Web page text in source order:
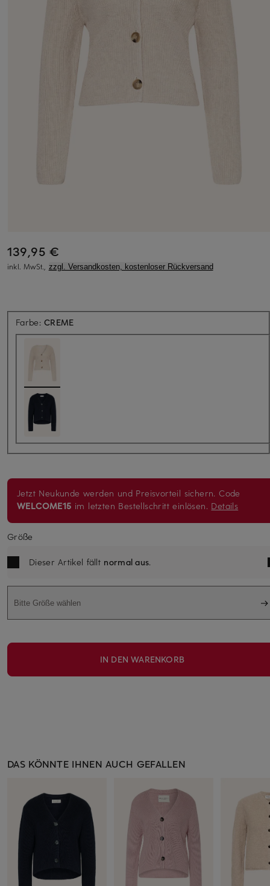
139,95 €
inkl. MwSt., zzgl. Versandkosten, kostenloser Rückversand
Farbe:CREME
Jetzt Neukunde werden und Preisvorteil sichern. Code
WELCOME15 im letzten Bestellschritt einlösen. Details
Größe
Dieser Artikel fällt normal aus.
Bitte Größe wählen
IN DEN WARENKORB
DAS KÖNNTE IHNEN AUCH GEFALLEN